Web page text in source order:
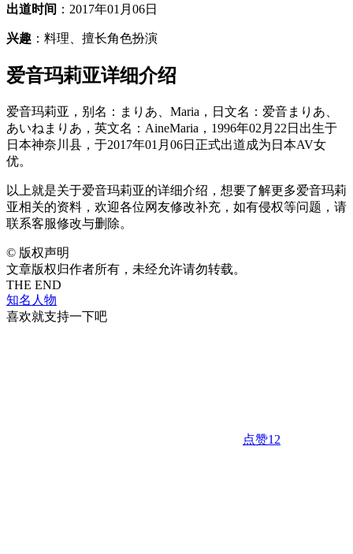
出道时间 ：2017年01月06日
兴趣 ：料理、擅长角色扮演
爱音玛莉亚详细介绍
爱音玛莉亚，别名：まりあ、Maria，日文名：爱音まりあ、
あいねまりあ，英文名：AineMaria，1996年02月22日出生于
日本神奈川县，于2017年01月06日正式出道成为日本AV女
优。
以上就是关于爱音玛莉亚的详细介绍，想要了解更多爱音玛莉
亚相关的资料，欢迎各位网友修改补充，如有侵权等问题，请
联系客服修改与删除。
© 版权声明
文章版权归作者所有，未经允许请勿转载。
THE END
知名人物
喜欢就支持一下吧
点赞12